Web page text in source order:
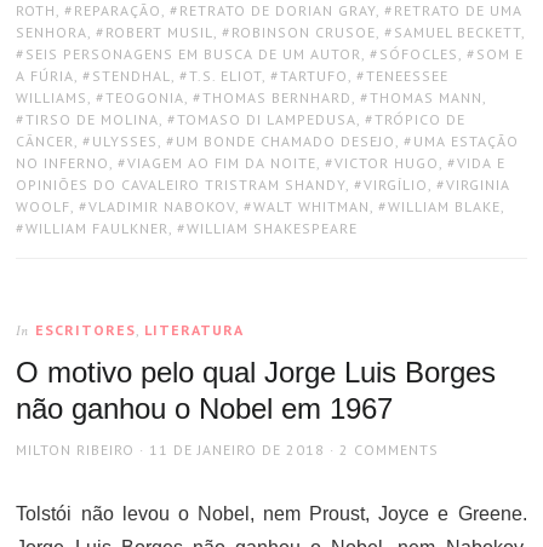
ROTH , REPARAÇÃO , RETRATO DE DORIAN GRAY, RETRATO DE UMA
SENHORA, ROBERT MUSIL, ROBINSON CRUSOE, SAMUEL BECKETT,
SEIS PERSONAGENS EM BUSCA DE UM AUTOR, SÓFOCLES , SOM E
A FÚRIA, STENDHAL, T.S. ELIOT, TARTUFO , TENEESSEE
WILLIAMS , TEOGONIA, THOMAS BERNHARD , THOMAS MANN ,
TIRSO DE MOLINA, TOMASO DI LAMPEDUSA, TRÓPICO DE
CÂNCER, ULYSSES , UM BONDE CHAMADO DESEJO , UMA ESTAÇÃO
NO INFERNO , VIAGEM AO FIM DA NOITE, VICTOR HUGO , VIDA E
OPINIÕES DO CAVALEIRO TRISTRAM SHANDY, VIRGÍLIO , VIRGINIA
WOOLF, VLADIMIR NABOKOV, WALT WHITMAN , WILLIAM BLAKE,
WILLIAM FAULKNER, WILLIAM SHAKESPEARE
In ESCRITORES, LITERATURA
O motivo pelo qual Jorge Luis Borges
não ganhou o Nobel em 1967
AUTHOR
MILTON RIBEIRO
POSTED
11 DE JANEIRO DE 2018 2 COMMENTS
Tolstói não levou o Nobel, nem Proust, Joyce e Greene.